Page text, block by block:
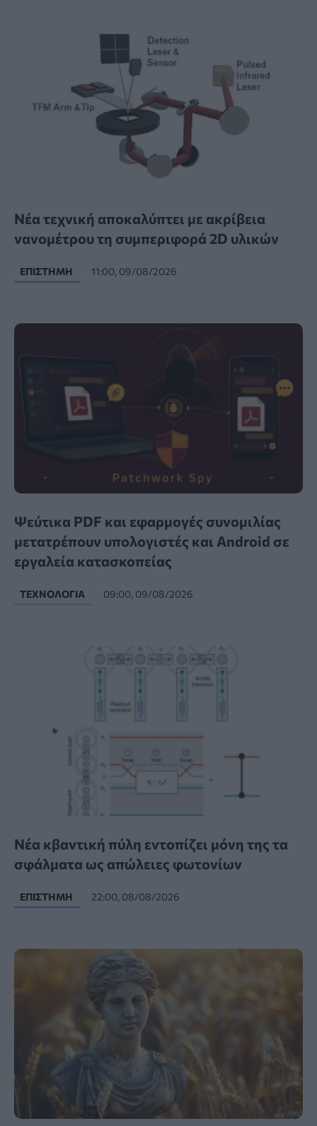
Νέα τεχνική αποκαλύπτει με ακρίβεια
νανομέτρου τη συμπεριφορά 2D υλικών
ΕΠΙΣΤΉΜΗ 11:00, 09/08/2026
Ψεύτικα PDF και εφαρμογές συνομιλίας
μετατρέπουν υπολογιστές και Android σε
εργαλεία κατασκοπείας
ΤΕΧΝΟΛΟΓΊΑ 09:00, 09/08/2026
Νέα κβαντική πύλη εντοπίζει μόνη της τα
σφάλματα ως απώλειες φωτονίων
ΕΠΙΣΤΉΜΗ 22:00, 08/08/2026